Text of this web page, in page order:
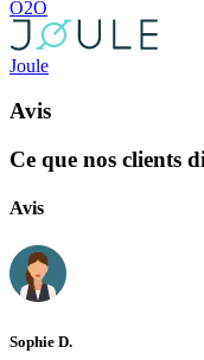
O2O
Joule
Avis
Ce que nos clients
Avis
Sophie D.